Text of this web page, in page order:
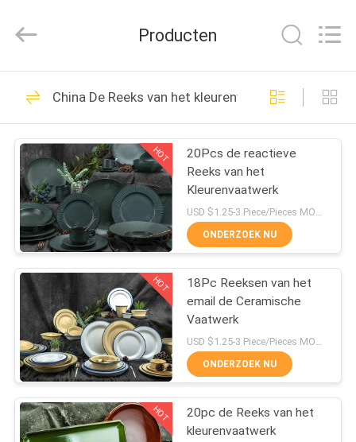
ceramicdinnerwareset.com.
Reserved.
Ceramische
Vaatwerkreeks
25
De Reeks van het
melaminevaatwerk
22
Producten
China De Reeks van het kleurenvaatwerk
HOT
20Pcs de reactieve
Reeks van het
Kleurenvaatwerk
USD $1.25-3 Piece/Pieces MOQ:300 Stuk/Stukken
ONDERZOEK NU
HOT
18Pc Reeksen van het
email de Ceramische
Vaatwerk
ONDERZOEK NU
HOT
20pc de Reeks van het
kleurenvaatwerk